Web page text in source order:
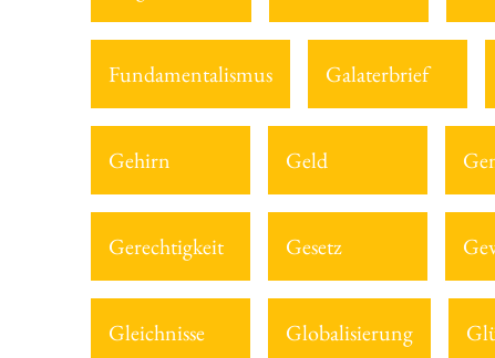
Fundamentalismus Galaterbrief
Gehirn Geld
Gerechtigkeit Gesetz
Gleichnisse Globalisierung